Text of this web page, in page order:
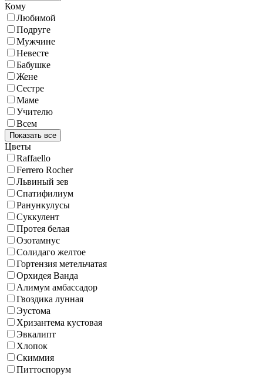
Кому
Любимой
Подруге
Мужчине
Невесте
Бабушке
Жене
Сестре
Маме
Учителю
Всем
Показать все
Цветы
Raffaello
Ferrero Rocher
Львиный зев
Спатифилиум
Ранункулусы
Суккулент
Протея белая
Озотамнус
Солидаго желтое
Гортензия метельчатая
Орхидея Ванда
Алимум амбассадор
Гвоздика лунная
Эустома
Хризантема кустовая
Эвкалипт
Хлопок
Скиммия
Питтоспорум